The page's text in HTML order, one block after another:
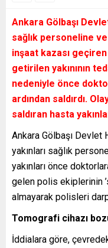
Ankara Gölbaşı
sağlık personeline
inşaat kazası
getirilen yakınının
nedeniyle önce
ardından saldırdı.
saldıran hasta
Ankara Gölbaşı Devlet
yakınları sağlık
yakınları önce
gelen polis ekiplerinin
almayarak polisleri
Tomografi cihazı
İddialara göre,